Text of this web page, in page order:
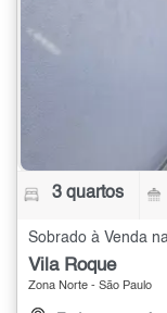
3 quartos
Sobrado à Venda
Vila Roque
Zona Norte - São Paulo